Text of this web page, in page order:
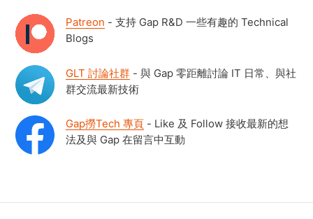
Patreon - 支持 Gap R&D 一些有趣的 Technical
Blogs
GLT 討論社群 - 與 Gap 零距離討論 IT 日常、與社
群交流最新技術
Gap撈Tech 專頁 - Like 及 Follow 接收最新的想
法及與 Gap 在留言中互動